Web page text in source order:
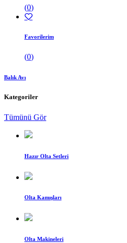
(0)
Favorilerim
(0)
Balık Avı
Kategoriler
Tümünü Gör
Hazır Olta Setleri
Olta Kamışları
Olta Makineleri